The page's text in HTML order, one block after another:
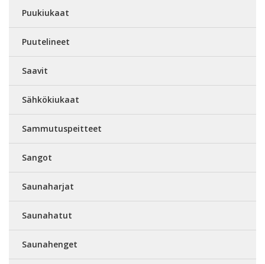
Puukiukaat
Puutelineet
Saavit
Sähkökiukaat
Sammutuspeitteet
Sangot
Saunaharjat
Saunahatut
Saunahenget